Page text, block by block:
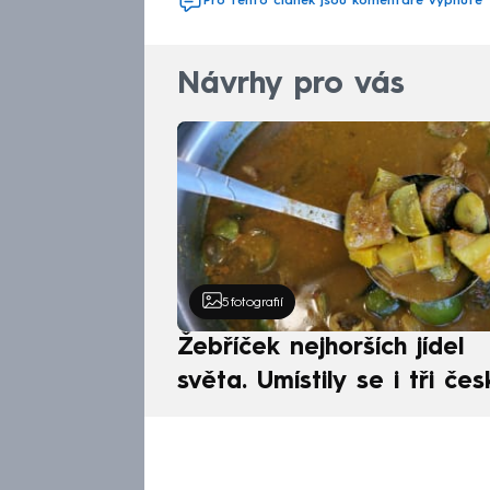
Návrhy pro vás
5 fotografií
Žebříček nejhorších jídel
světa. Umístily se i tři